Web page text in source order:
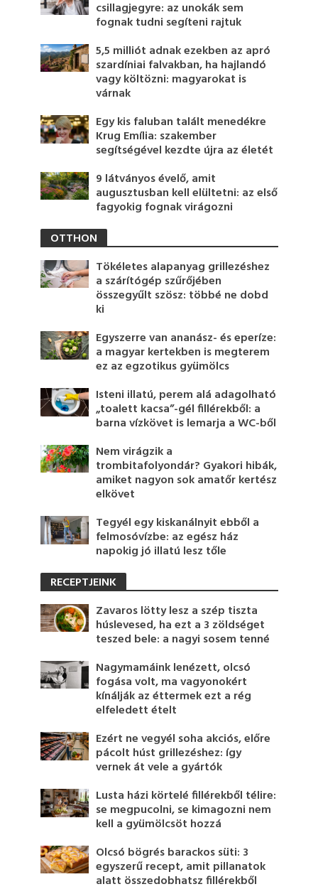
csillagjegyre: az unokák sem
fognak tudni segíteni rajtuk
5,5 milliót adnak ezekben az apró
szardíniai falvakban, ha hajlandó
vagy költözni: magyarokat is
várnak
Egy kis faluban talált menedékre
Krug Emília: szakember
segítségével kezdte újra az életét
9 látványos évelő, amit
augusztusban kell elültetni: az első
fagyokig fognak virágozni
OTTHON
Tökéletes alapanyag grillezéshez
a szárítógép szűrőjében
összegyűlt szösz: többé ne dobd
ki
Egyszerre van ananász- és eperíze:
a magyar kertekben is megterem
ez az egzotikus gyümölcs
Isteni illatú, perem alá adagolható
„toalett kacsa”-gél fillérekből: a
barna vízkövet is lemarja a WC-ből
Nem virágzik a
trombitafolyondár? Gyakori hibák,
amiket nagyon sok amatőr kertész
elkövet
Tegyél egy kiskanálnyit ebből a
felmosóvízbe: az egész ház
napokig jó illatú lesz tőle
RECEPTJEINK
Zavaros lötty lesz a szép tiszta
húslevesed, ha ezt a 3 zöldséget
teszed bele: a nagyi sosem tenné
Nagymamáink lenézett, olcsó
fogása volt, ma vagyonokért
kínálják az éttermek ezt a rég
elfeledett ételt
Ezért ne vegyél soha akciós, előre
pácolt húst grillezéshez: így
vernek át vele a gyártók
Lusta házi körtelé fillérekből télire:
se megpucolni, se kimagozni nem
kell a gyümölcsöt hozzá
Olcsó bögrés barackos süti: 3
egyszerű recept, amit pillanatok
alatt összedobhatsz fillérekből